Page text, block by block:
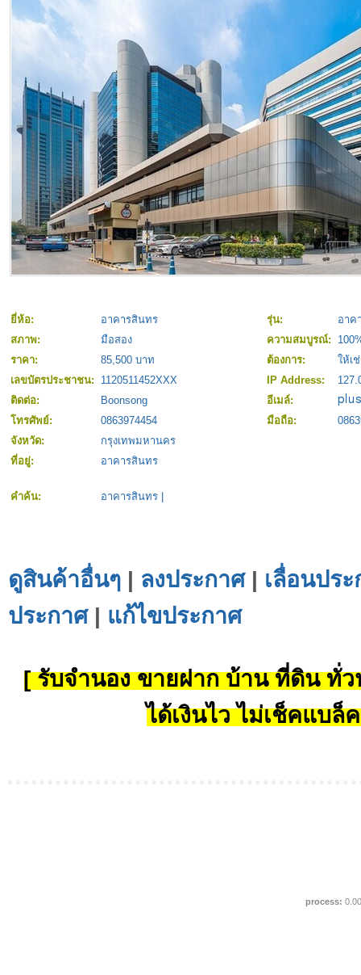
ยี่ห้อ: อาคารสินทร รุ่น:
อาค
สภาพ:
มือสอง ความสมบูรณ์:
ราคา:
85,500 บาท ต้องการ:
ให้เ
เลขบัตรประชาชน:
1120511452XXX IP Address:
ติดต่อ:
Boonsong
อีเมล์:
โทรศัพย์:
0863974454 มือถือ:
จังหวัด:
กรุงเทพมหานคร
ที่อยู่:
อาคารสินทร
คำค้น: อาคารสินทร
ดูสินค้าอื่นๆ | ลงประกาศ| เลื่อนปร
ประกาศ| แก้ไขประกาศ
[ รับจำนอง ขายฝาก บ้าน ที่ดิน ทั่ว
ได้เงินไว ไม่เช็คแบล็
process: